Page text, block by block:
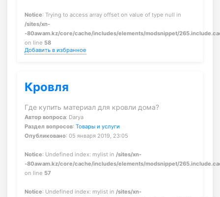
Notice: Trying to access array offset on value of type null in
/sites/xn-
-80awam.kz/core/cache/includes/elements/modsnippet/
on line 58
Добавить в избранное
Кровля
Где купить материал для кровли дома?
Автор вопроса: Darya
Раздел вопросов: Товары и услуги
Опубликовано: 05 января 2019, 23:05
Notice: Undefined index: mylist in /sites/xn-
-80awam.kz/core/cache/includes/elements/modsnippet/
on line 57
Notice: Undefined index: mylist in /sites/xn-